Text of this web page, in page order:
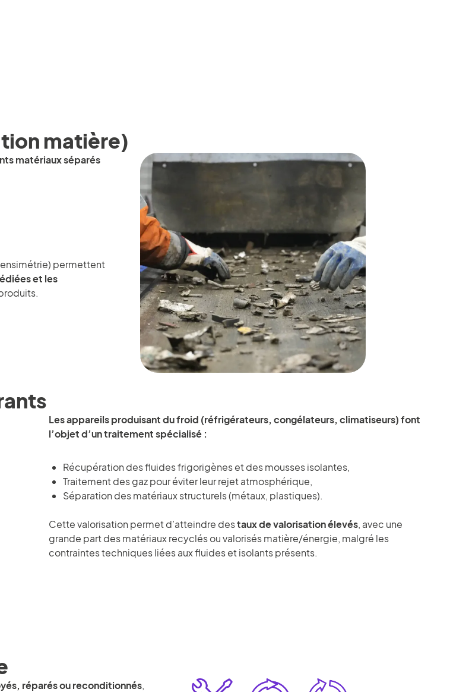
matière)
matériaux séparés
permettent
et les
Les appareils produisant du froid (réfrigérateurs, congélateurs, climatiseurs) font
l’objet d’un traitement spécialisé :
Récupération des fluides frigorigènes et des mousses isolantes,
Traitement des gaz pour éviter leur rejet atmosphérique,
Séparation des matériaux structurels (métaux, plastiques).
Cette valorisation permet d’atteindre destaux de valorisation élevés, avec une
grande part des matériaux recyclés ou valorisés matière/énergie, malgré les
contraintes techniques liées aux fluides et isolants présents.
réparés ou reconditionnés,